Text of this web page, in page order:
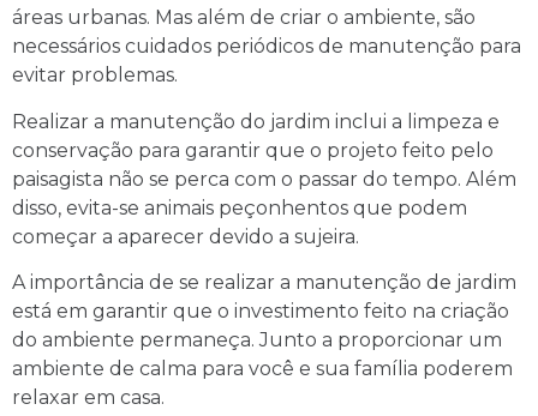
áreas urbanas. Mas além de criar o ambiente, são
necessários cuidados periódicos de manutenção para
evitar problemas.
Realizar a manutenção do jardim inclui a limpeza e
conservação para garantir que o projeto feito pelo
paisagista não se perca com o passar do tempo. Além
disso, evita-se animais peçonhentos que podem
começar a aparecer devido a sujeira.
A importância de se realizar a manutenção de jardim
está em garantir que o investimento feito na criação
do ambiente permaneça. Junto a proporcionar um
ambiente de calma para você e sua família poderem
relaxar em casa.